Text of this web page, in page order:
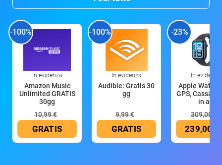
-100%
In evidenza
Amazon Music
Unlimited GRATIS
30gg
10,99 €
GRATIS
-100%
In evidenza
Audible: Gratis 30
gg
9,99 €
GRATIS
-23%
In evidenza
Apple Watch
GPS, Cassa
in all
309,00 €
239,00 €